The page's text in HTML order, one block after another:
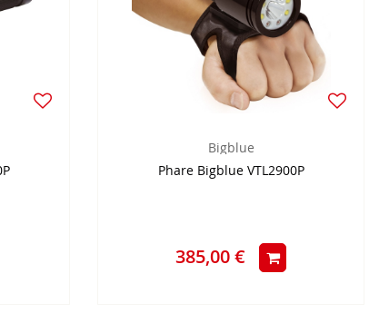
Bigblue
Phare Bigblue VTL2900P
385,00 €